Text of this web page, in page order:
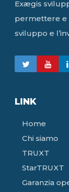
Exægis
permettere e
sviluppo e
LINK
Home
Chi siamo
TRUXT
StarTRUXT
Garanzia